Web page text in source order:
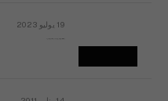
19 يوليو 2023